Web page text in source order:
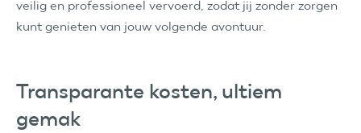
veilig en professioneel vervoerd, zodat jij zonder zorgen
kunt genieten van jouw volgende avontuur.
Transparante kosten, ultiem
gemak